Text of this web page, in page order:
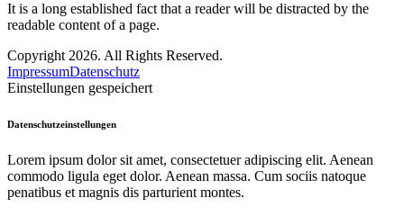
It is a long established fact that a reader will be distracted by the
readable content of a page.
Copyright 2026. All Rights Reserved.
ImpressumDatenschutz
Einstellungen gespeichert
Datenschutzeinstellungen
Lorem ipsum dolor sit amet, consectetuer adipiscing elit. Aenean
commodo ligula eget dolor. Aenean massa. Cum sociis natoque
penatibus et magnis dis parturient montes.